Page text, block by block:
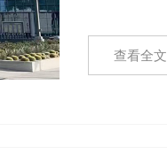
查看全文